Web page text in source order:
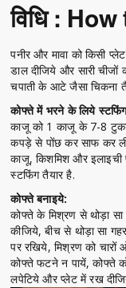
विधि :
पनीर और मावा को किसी
डाल दीजिये और सारी
चपाती के आटे जैसा चिकना
कोफ्ते में भरने के लिये
काजू को 1 काजू के 7-8
कपड़े से पोंछ कर साफ कर
काजू, किशमिश और
स्टफिंग तैयार है.
कोफ्ते बनाइये:
कोफ्ते के मिश्रण से थोड़ा
कीजिये, बीच से थोड़ा सा
पर रखिये, मिश्रण को
कोफ्ते फटने न पायें, कोफ्ते
लपेटिये और प्लेट में रख